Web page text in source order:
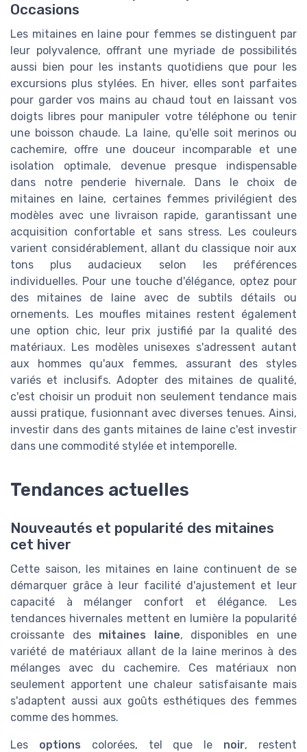
Occasions
Les mitaines en laine pour femmes se distinguent par
leur polyvalence, offrant une myriade de possibilités
aussi bien pour les instants quotidiens que pour les
excursions plus stylées. En hiver, elles sont parfaites
pour garder vos mains au chaud tout en laissant vos
doigts libres pour manipuler votre téléphone ou tenir
une boisson chaude. La laine, qu'elle soit merinos ou
cachemire, offre une douceur incomparable et une
isolation optimale, devenue presque indispensable
dans notre penderie hivernale. Dans le choix de
mitaines en laine, certaines femmes privilégient des
modèles avec une livraison rapide, garantissant une
acquisition confortable et sans stress. Les couleurs
varient considérablement, allant du classique noir aux
tons plus audacieux selon les préférences
individuelles. Pour une touche d'élégance, optez pour
des mitaines de laine avec de subtils détails ou
ornements. Les moufles mitaines restent également
une option chic, leur prix justifié par la qualité des
matériaux. Les modèles unisexes s'adressent autant
aux hommes qu'aux femmes, assurant des styles
variés et inclusifs. Adopter des mitaines de qualité,
c'est choisir un produit non seulement tendance mais
aussi pratique, fusionnant avec diverses tenues. Ainsi,
investir dans des gants mitaines de laine c'est investir
dans une commodité stylée et intemporelle.
Tendances actuelles
Nouveautés et popularité des mitaines
cet hiver
Cette saison, les mitaines en laine continuent de se
démarquer grâce à leur facilité d'ajustement et leur
capacité à mélanger confort et élégance. Les
tendances hivernales mettent en lumière la popularité
croissante des mitaines laine, disponibles en une
variété de matériaux allant de la laine merinos à des
mélanges avec du cachemire. Ces matériaux non
seulement apportent une chaleur satisfaisante mais
s'adaptent aussi aux goûts esthétiques des femmes
comme des hommes.
Les options colorées, tel que le noir, restent